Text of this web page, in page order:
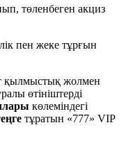
төленбеген акциз
пен жеке тұрғын
қылмыстық жолмен
өтініштерді
көлеміндегі
тұратын «777» VIP